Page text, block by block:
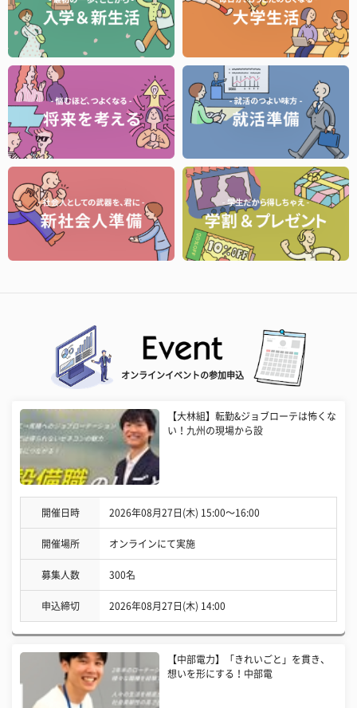
オンラインイベントの参加申込
【大林組】転勤&ジョブローテは怖くな
い！九州の現場から設
開催日時 2026年08月27日(木) 15:00〜16:00
開催場所 オンラインにて実施
募集人数 300名
申込締切 2026年08月27日(木) 14:00
【中部電力】「きれいごと」を貫き、
想いを形にする！中部電